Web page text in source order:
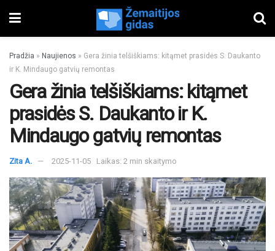
Pradžia » Naujienos » Gera žinia telšiškiams: kitąmet prasidės S. Daukanto
ir K. Mindaugo gatvių remontas
Gera žinia telšiškiams: kitąmet
prasidės S. Daukanto ir K.
Mindaugo gatvių remontas
Zita A. 2025-11-05 Laikas: 2 min skaitymo